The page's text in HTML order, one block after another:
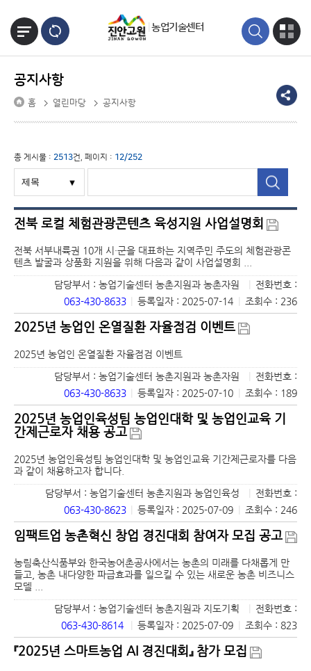
농업기술센터
공지사항
홈 열린마당 공지사항
총 게시물 : 2513건, 페이지 : 12/252
전북 로컬 체험관광콘텐츠 육성지원 사업설명회
전북 서부내륙권 10개 시·군을 대표하는 지역주민 주도의 체험관광콘
텐츠 발굴과 상품화 지원을 위해 다음과 같이 사업설명회 ...
담당부서 : 농업기술센터 농촌지원과 농촌자원
전화번호 :
063-430-8633
등록일자 : 2025-07-14 조회수 : 236
2025년 농업인 온열질환 자율점검 이벤트
2025년 농업인 온열질환 자율점검 이벤트
담당부서 : 농업기술센터 농촌지원과 농촌자원
전화번호 :
063-430-8633
등록일자 : 2025-07-10 조회수 : 189
2025년 농업인육성팀 농업인대학 및 농업인교육 기
간제근로자 채용 공고
2025년 농업인육성팀 농업인대학 및 농업인교육 기간제근로자를 다음
과 같이 채용하고자 합니다.
담당부서 : 농업기술센터 농촌지원과 농업인육성
전화번호 :
063-430-8623
등록일자 : 2025-07-09 조회수 : 246
임팩트업 농촌혁신 창업 경진대회 참여자 모집 공고
농림축산식품부와 한국농어촌공사에서는 농촌의 미래를 다채롭게 만
들고, 농촌 내다양한 파급효과를 일으킬 수 있는 새로운 농촌 비즈니스
모델 ...
담당부서 : 농업기술센터 농촌지원과 지도기획
전화번호 :
063-430-8614
등록일자 : 2025-07-09 조회수 : 823
『2025년 스마트농업 AI 경진대회』 참가 모집